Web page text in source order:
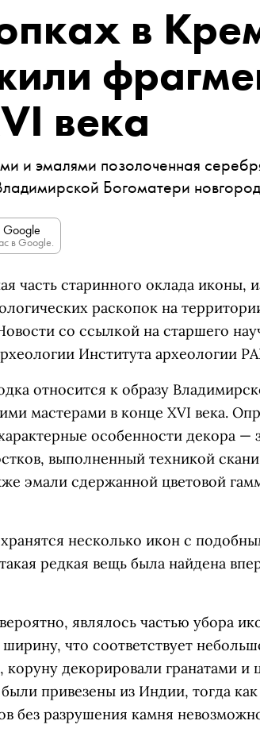
в
века
и эмалями позолоченная
Богоматери
Google
в Google.
часть старинного оклада иконы,
раскопок на
со ссылкой на старшего
Института археологии
относится к образу
мастерами в конце XVI века.
особенности декора —
выполненный техникой
эмали сдержанной цветовой
несколько икон с
редкая вещь была найдена
являлось частью убора
что соответствует
декорировали гранатами и
привезены из Индии, тогда как
без разрушения камня